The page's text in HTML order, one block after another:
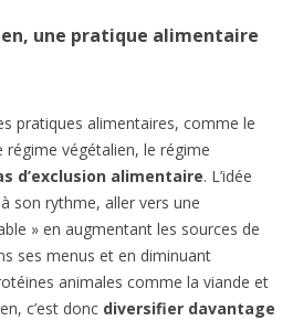
une pratique alimentaire
pratiques alimentaires, comme le
végétalien, le régime
d’exclusion alimentaire. L’idée
son rythme, aller vers une
» en augmentant les sources de
ses menus et en diminuant
animales comme la viande et
c’est donc diversifier davantage